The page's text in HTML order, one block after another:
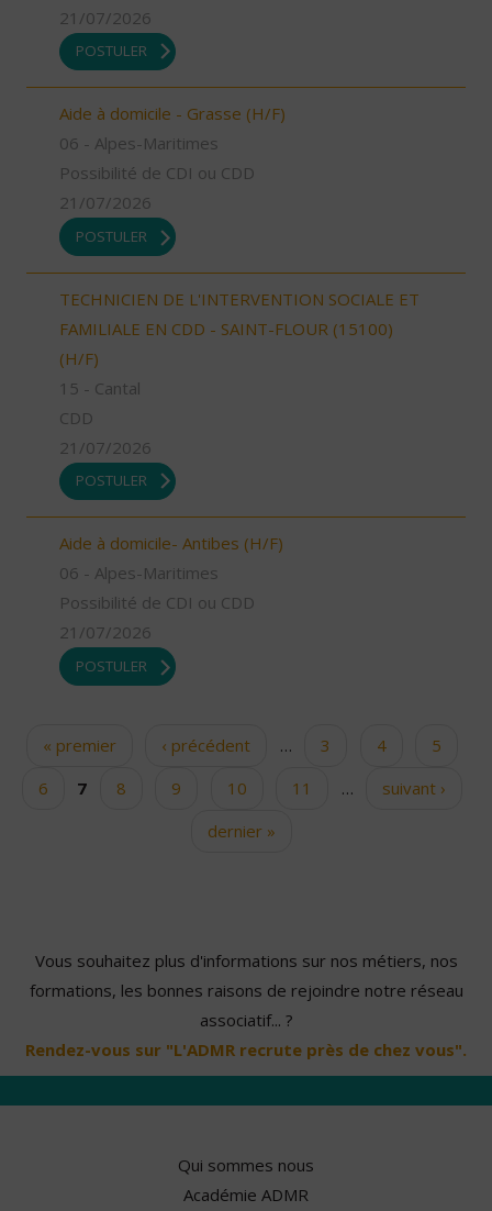
21/07/2026
POSTULER
Aide à domicile - Grasse (H/F)
06 - Alpes-Maritimes
Possibilité de CDI ou CDD
21/07/2026
POSTULER
TECHNICIEN DE L'INTERVENTION SOCIALE ET
FAMILIALE EN CDD - SAINT-FLOUR (15100)
(H/F)
15 - Cantal
CDD
21/07/2026
POSTULER
Aide à domicile- Antibes (H/F)
06 - Alpes-Maritimes
Possibilité de CDI ou CDD
21/07/2026
POSTULER
Pages« premier ‹ précédent … 3 4
5
6
7 8 9 10 11 …
suivant ›
dernier »
Vous souhaitez plus d'informations sur nos métiers, nos
formations, les bonnes raisons de rejoindre notre réseau
associatif... ?
Rendez-vous sur "L'ADMR recrute près de chez vous".
Qui sommes nous
Académie ADMR